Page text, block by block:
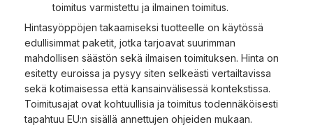
toimitus varmistettu ja ilmainen toimitus.
Hintasyöppöjen takaamiseksi tuotteelle on käytössä
edullisimmat paketit, jotka tarjoavat suurimman
mahdollisen säästön sekä ilmaisen toimituksen. Hinta on
esitetty euroissa ja pysyy siten selkeästi vertailtavissa
sekä kotimaisessa että kansainvälisessä kontekstissa.
Toimitusajat ovat kohtuullisia ja toimitus todennäköisesti
tapahtuu EU:n sisällä annettujen ohjeiden mukaan.